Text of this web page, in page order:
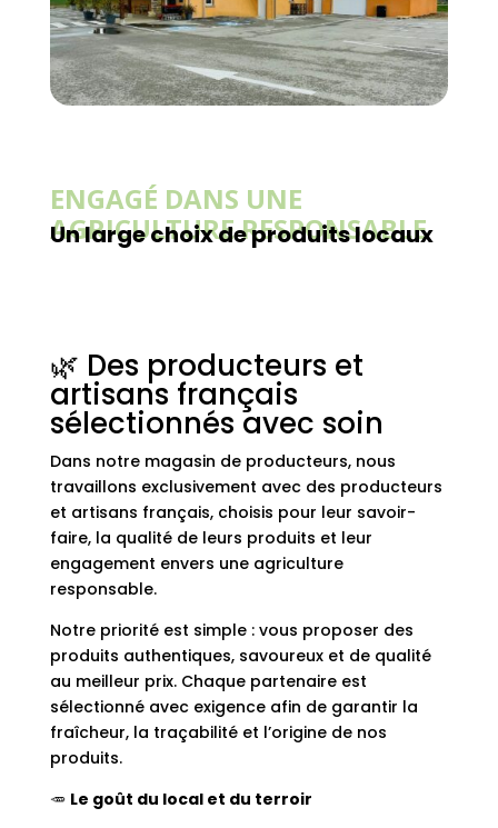
ENGAGÉ DANS UNE
AGRICULTURE RESPONSABLE
Un large choix de produits locaux
🌿 Des producteurs et
artisans français
sélectionnés avec soin
Dans notre magasin de producteurs, nous
travaillons exclusivement avec des producteurs
et artisans français, choisis pour leur savoir-
faire, la qualité de leurs produits et leur
engagement envers une agriculture
responsable.
Notre priorité est simple : vous proposer des
produits authentiques, savoureux et de qualité
au meilleur prix. Chaque partenaire est
sélectionné avec exigence afin de garantir la
fraîcheur, la traçabilité et l’origine de nos
produits.
🥕 Le goût du local et du terroir